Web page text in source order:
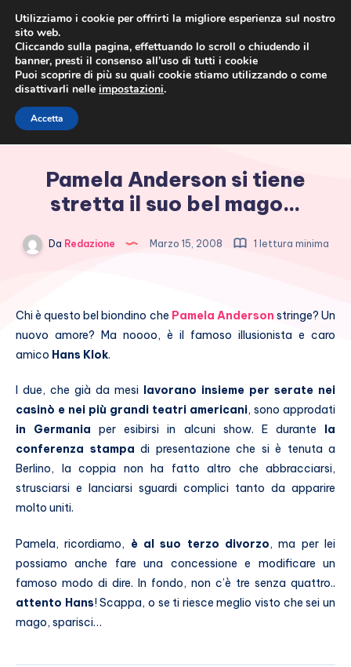
Pamela Anderson si tiene
stretta il suo bel mago…
Da Redazione Marzo 15, 2008 1 lettura minima
Chi è questo bel biondino che Pamela Anderson stringe? Un
nuovo amore? Ma noooo, è il famoso illusionista e caro
amico Hans Klok.
I due, che già da mesi
lavorano insieme per serate nei
casinò e nei più grandi teatri americani, sono approdati
in Germaniaper esibirsi in alcuni show. E durante
la
conferenza stampa di presentazione che si è tenuta a
Berlino, la coppia non ha fatto altro che abbracciarsi,
strusciarsi e lanciarsi sguardi complici tanto da apparire
molto uniti.
Pamela, ricordiamo, è al suo terzo divorzo, ma per lei
possiamo anche fare una concessione e modificare un
famoso modo di dire. In fondo, non c’è tre senza quattro..
attento Hans! Scappa, o se ti riesce meglio visto che sei un
mago, sparisci…
Utilizziamo i cookie per offrirti la migliore esperienza sul nostro
sito web.
Cliccando sulla pagina, effettuando lo scroll o chiudendo il
banner, presti il consenso all’uso di tutti i cookie
Puoi scoprire di più su quali cookie stiamo utilizzando o come
disattivarli nelle impostazioni.
Accetta